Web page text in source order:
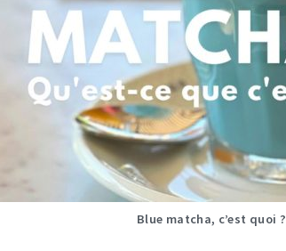
Blue matcha, c’est quoi ?